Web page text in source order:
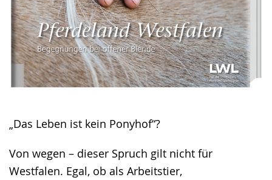
„Das Leben ist kein Ponyhof“?
Von wegen – dieser Spruch gilt nicht für
Westfalen. Egal, ob als Arbeitstier,